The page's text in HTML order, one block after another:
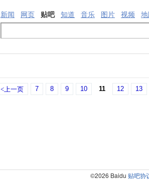
新闻 网页 贴吧 知道 音乐 图片 视频
<上一页 7 8 9 10 11 12 13
©2026 Baidu 贴吧协